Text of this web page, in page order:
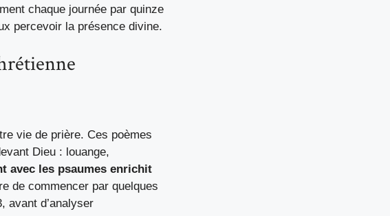
chaque journée par quinze
percevoir la présence divine.
vie de prière. Ces poèmes
Dieu : louange,
avec les psaumes enrichit
de commencer par quelques
avant d’analyser